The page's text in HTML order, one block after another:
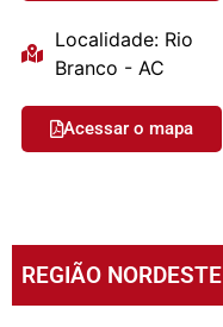
Localidade: Rio
Branco - AC
Acessar o mapa
REGIÃO NORDESTE